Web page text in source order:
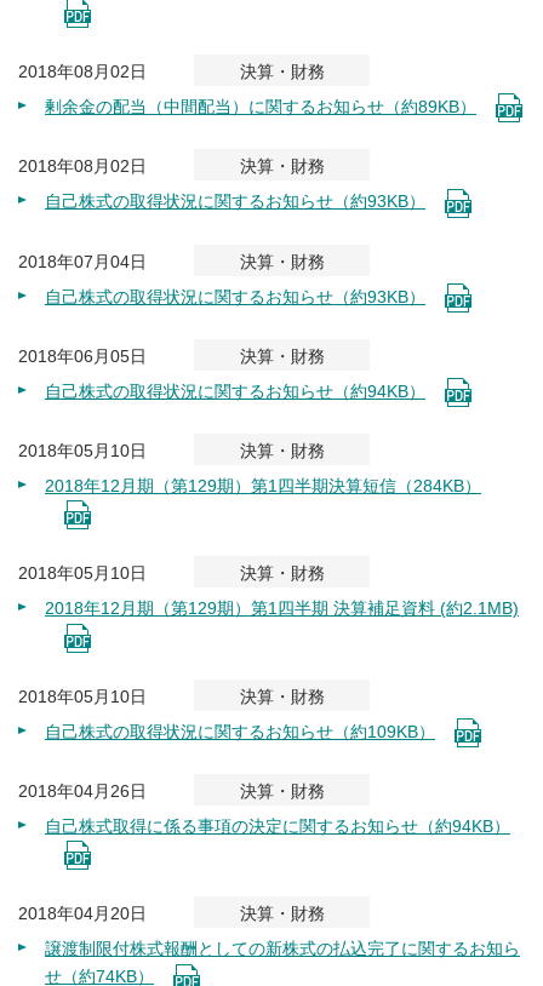
2018年08月02日
決算・財務
剰余金の配当（中間配当）に関するお知らせ（約89KB）
2018年08月02日
決算・財務
自己株式の取得状況に関するお知らせ（約93KB）
2018年07月04日
決算・財務
自己株式の取得状況に関するお知らせ（約93KB）
2018年06月05日
決算・財務
自己株式の取得状況に関するお知らせ（約94KB）
2018年05月10日
決算・財務
2018年12月期（第129期）第1四半期決算短信（284KB）
2018年05月10日
決算・財務
2018年12月期（第129期）第1四半期 決算補足資料 (約2.1MB)
2018年05月10日
決算・財務
自己株式の取得状況に関するお知らせ（約109KB）
2018年04月26日
決算・財務
自己株式取得に係る事項の決定に関するお知らせ（約94KB）
2018年04月20日
決算・財務
譲渡制限付株式報酬としての新株式の払込完了に関するお知ら
せ（約74KB）